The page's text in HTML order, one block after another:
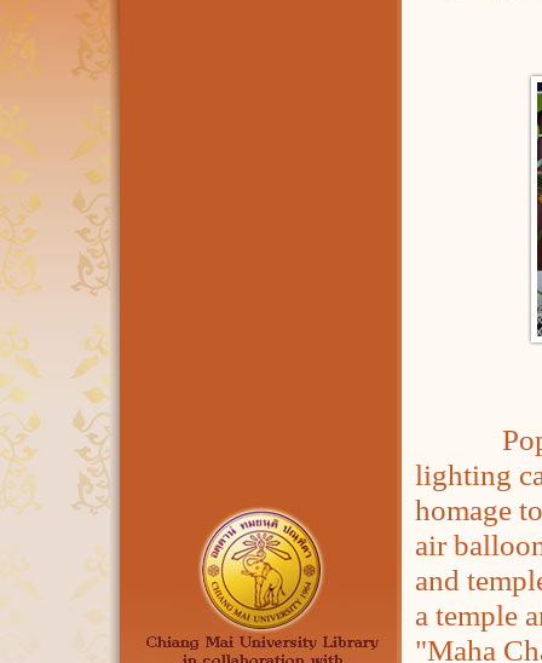
lighting
homage
air
and
a temple
"Maha